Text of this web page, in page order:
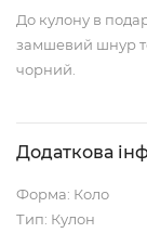
До кулону в
замшевий шнур
чорний.
Додаткова
Форма: Коло
Тип: Кулон